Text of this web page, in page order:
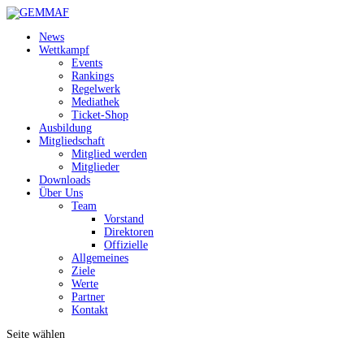
News
Wettkampf
Events
Rankings
Regelwerk
Mediathek
Ticket-Shop
Ausbildung
Mitgliedschaft
Mitglied werden
Mitglieder
Downloads
Über Uns
Team
Vorstand
Direktoren
Offizielle
Allgemeines
Ziele
Werte
Partner
Kontakt
Seite wählen